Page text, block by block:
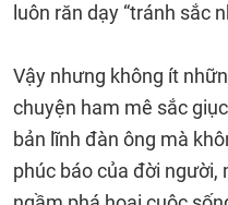
luôn răn dạy “tránh sắc
Vậy nhưng không ít
chuyện ham mê sắc
bản lĩnh đàn ông mà
phúc báo của đời